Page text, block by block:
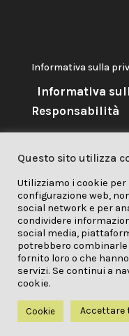
Informativa sulla
Informativa
Responsabilità
About Me
ricerca
2020 dell'Unione
convenzione di
Questo sito utilizza
Utilizziamo i cookie
configurazione web,
social network e per
condividere
social media,
potrebbero
fornito loro o che
servizi. Se continui a
cookie.
Cookie Accettare